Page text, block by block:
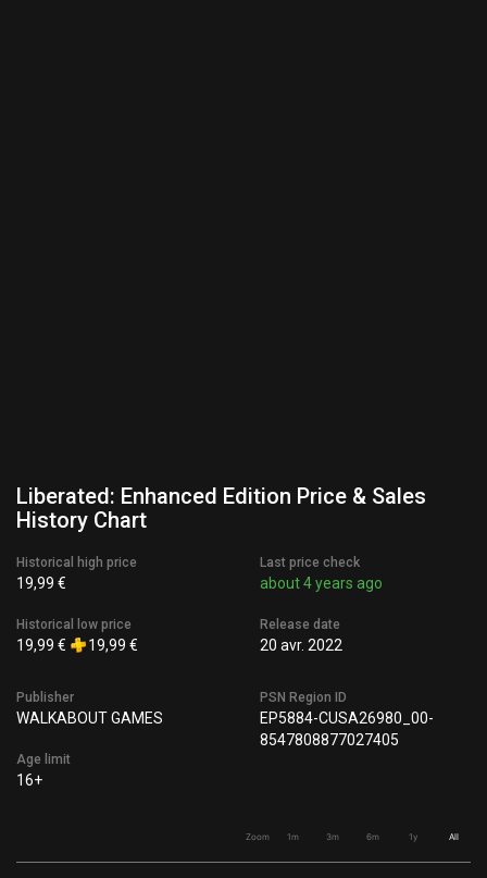
Liberated: Enhanced Edition Price & Sales
History Chart
Historical high price
19,99 €
Historical low price
19,99 € 19,99 €
Last price check
about 4 years ago
Release date
20 avr. 2022
Publisher
WALKABOUT GAMES
Age limit
16+
PSN Region ID
EP5884-CUSA26980_00-
8547808877027405
Zoom 1m 3m 6m 1y All